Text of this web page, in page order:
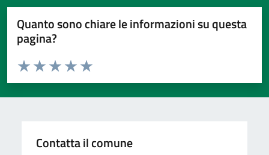
Quanto sono chiare le informazioni su questa
pagina?
Valuta da 1 a 5 stelle la pagina
Valuta 5 stelle su 5
Valuta 4 stelle su 5
Valuta 3 stelle su 5
Valuta 2 stelle su 5
Valuta 1 stelle su 5
Contatta il comune